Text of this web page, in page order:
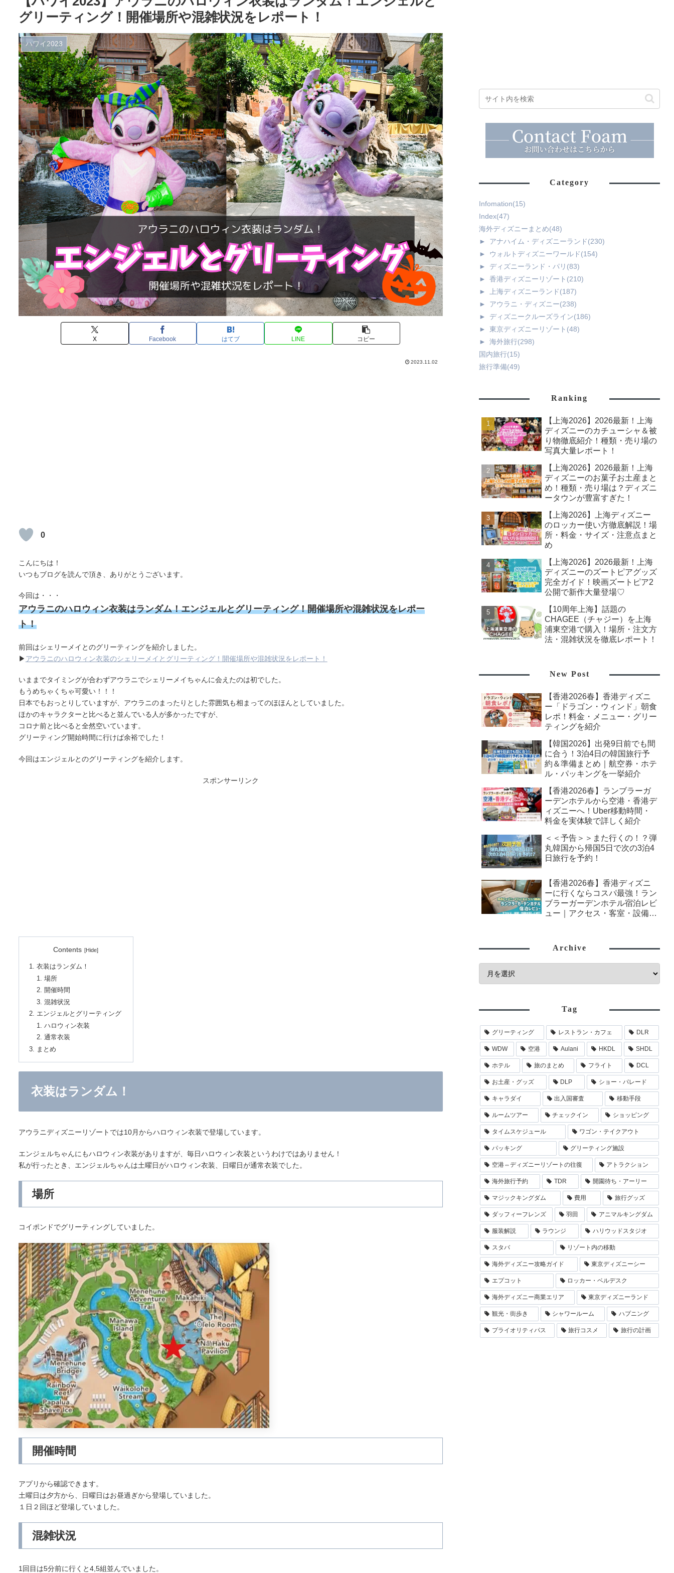
グリーティング！開催場所や混雑状況をレポート！
ハワイ2023
X Facebook はてブ LINE コピー
2023.11.02
0
こんにちは！
いつもブログを読んで頂き、ありがとうございます。
今回は・・・
アウラニのハロウィン衣装はランダム！エンジェルとグリーティング！開催場所や混雑状況をレポー
ト！
前回はシェリーメイとのグリーティングを紹介しました。
▶ アウラニのハロウィン衣装のシェリーメイとグリーティング！開催場所や混雑状況をレポート！
いままでタイミングが合わずアウラニでシェリーメイちゃんに会えたのは初でした。
もうめちゃくちゃ可愛い！！！
日本でもおっとりしていますが、アウラニのまったりとした雰囲気も相まってのほほんとしていました。
ほかのキャラクターと比べると並んでいる人が多かったですが、
コロナ前と比べると全然空いています。
グリーティング開始時間に行けば余裕でした！
今回はエンジェルとのグリーティングを紹介します。
スポンサーリンク
Contents
衣装はランダム！
場所
開催時間
混雑状況
エンジェルとグリーティング
ハロウィン衣装
通常衣装
まとめ
衣装はランダム！
アウラニディズニーリゾートでは10月からハロウィン衣装で登場しています。
エンジェルちゃんにもハロウィン衣装がありますが、毎日ハロウィン衣装というわけではありません！
私が行ったとき、エンジェルちゃんは土曜日がハロウィン衣装、日曜日が通常衣装でした。
場所
コイポンドでグリーティングしていました。
開催時間
アプリから確認できます。
土曜日は夕方から、日曜日はお昼過ぎから登場していました。
１日２回ほど登場していました。
混雑状況
1回目は5分前に行くと4,5組並んでいました。
Category
Infomation(15)
Index(47)
海外ディズニーまとめ(48)
►
アナハイム・ディズニーランド(230)
►
ウォルトディズニーワールド(154)
►
ディズニーランド・パリ (83)
►
香港ディズニーリゾート (210)
►
上海ディズニーランド(187)
►
アウラニ・ディズニー(238)
►
ディズニークルーズライン(186)
►
東京ディズニーリゾート (48)
►
海外旅行(298)
国内旅行(15)
旅行準備(49)
Ranking
【上海2026】2026最新！上海
ディズニーのカチューシャ＆被
り物徹底紹介！種類・売り場の
写真大量レポート！
【上海2026】2026最新！上海
ディズニーのお菓子お土産まと
め！種類・売り場は？ディズニ
ータウンが豊富すぎた！
【上海2026】上海ディズニー
のロッカー使い方徹底解説！場
所・料金・サイズ・注意点まと
め
【上海2026】2026最新！上海
ディズニーのズートピアグッズ
完全ガイド！映画ズートピア2
公開で新作大量登場♡
【10周年上海】話題の
CHAGEE（チャジー）を上海
浦東空港で購入！場所・注文方
法・混雑状況を徹底レポート！
New Post
【香港2026春】香港ディズニ
ー「ドラゴン・ウィンド」朝食
レポ！料金・メニュー・グリー
ティングを紹介
【韓国2026】出発9日前でも間
に合う！3泊4日の韓国旅行予
約＆準備まとめ｜航空券・ホテ
ル・パッキングを一挙紹介
【香港2026春】ランブラーガ
ーデンホテルから空港・香港デ
ィズニーへ！Uber移動時間・
料金を実体験で詳しく紹介
＜＜予告＞＞また行くの！？弾
丸韓国から帰国5日で次の3泊4
日旅行を予約！
【香港2026春】香港ディズニ
ーに行くならコスパ最強！ラン
ブラーガーデンホテル宿泊レビ
ュー｜アクセス・客室・設備を
Archive
Tag
グリーティング レストラン・カフェ DLR
WDW 空港 Aulani HKDL SHDL
ホテル 旅のまとめ フライト DCL
お土産・グッズ DLP ショー・パレード
キャラダイ 出入国審査 移動手段
ルームツアー チェックイン ショッピング
タイムスケジュール ワゴン・テイクアウト
パッキング グリーティング施設
空港⇔ディズニーリゾートの往復 アトラクション
海外旅行予約 TDR 開園待ち・アーリー
マジックキングダム 費用 旅行グッズ
ダッフィーフレンズ 羽田 アニマルキングダム
服装解説 ラウンジ ハリウッドスタジオ
スタバ リゾート内の移動
海外ディズニー攻略ガイド 東京ディズニーシー
エプコット ロッカー・ベルデスク
海外ディズニー商業エリア 東京ディズニーランド
観光・街歩き シャワールーム ハプニング
プライオリティパス 旅行コスメ 旅行の計画